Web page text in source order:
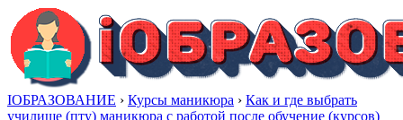
IОБРАЗОВАНИЕ › Курсы маникюра › Как и где выбрать
училище (пту) маникюра с работой после обучение (курсов)